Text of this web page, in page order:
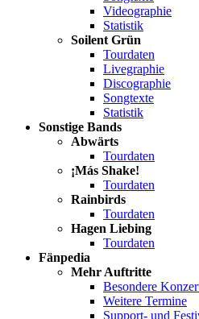
Videographie
Statistik
Soilent Grün
Tourdaten
Livegraphie
Discographie
Songtexte
Statistik
Sonstige Bands
Abwärts
Tourdaten
¡Más Shake!
Tourdaten
Rainbirds
Tourdaten
Hagen Liebing
Tourdaten
Fänpedia
Mehr Auftritte
Besondere
Weitere Termine
Support- und